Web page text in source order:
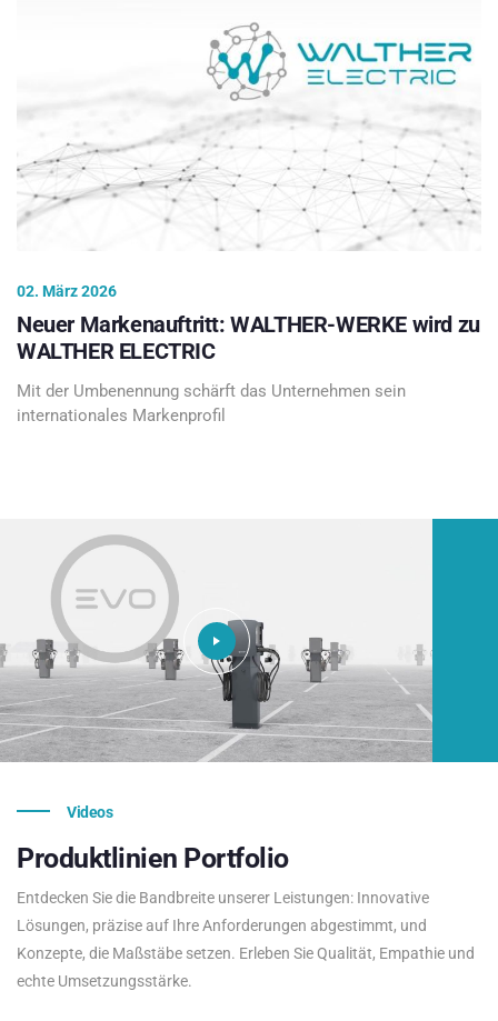
02. März 2026
Neuer Markenauftritt: WALTHER-WERKE wird zu
WALTHER ELECTRIC
Mit der Umbenennung schärft das Unternehmen sein
internationales Markenprofil
Videos
Produktlinien Portfolio
Entdecken Sie die Bandbreite unserer Leistungen: Innovative
Lösungen, präzise auf Ihre Anforderungen abgestimmt, und
Konzepte, die Maßstäbe setzen. Erleben Sie Qualität, Empathie und
echte Umsetzungsstärke.